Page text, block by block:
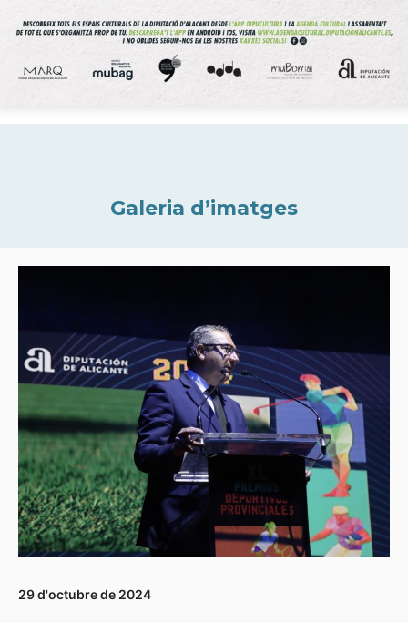
Galeria d’imatges
29 d'octubre de 2024